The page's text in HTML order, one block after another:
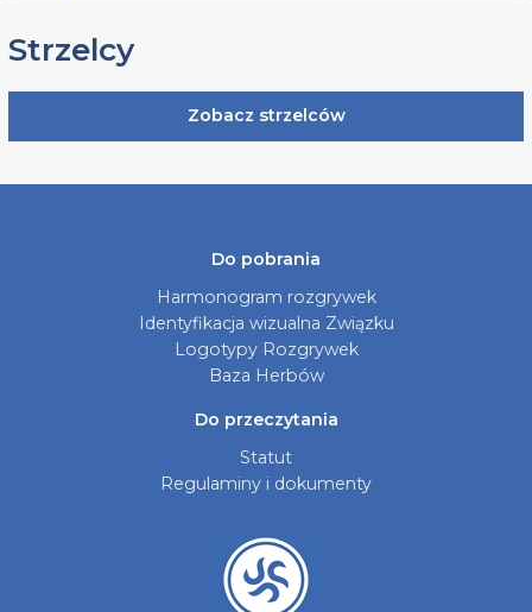
Strzelcy
Zobacz strzelców
Do pobrania
Harmonogram rozgrywek
Identyfikacja wizualna Związku
Logotypy Rozgrywek
Baza Herbów
Do przeczytania
Statut
Regulaminy i dokumenty